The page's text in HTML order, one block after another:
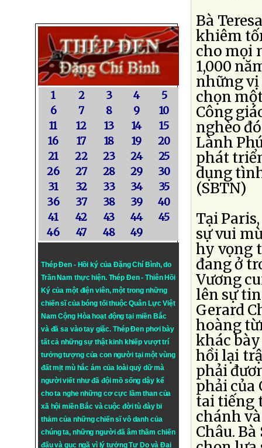
1 2 3 4
5
6
7 8 9
10
11
12 13 14
15
16
17 18 19
20
21
22 23 24
25
26
27 28 29
30
31
32 33 34
35
36
37 38 39
40
41
42 43 44
45
46
47 48 49
Thép Đen - Hồi ký của Đặng Chí Bình, do
Trần Nam thực hiện. Thép Đen- Thiên Hồi
Ký của một điện viên, một trong những
chiến sĩ của bóng tối thuộc Quân Lực Việt
Nam Cộng Hòa hoạt động tại miền Bắc
và đã sa vào tay giặc. Thép Đen phơi bày
tất cả những sự thật kinh khiếp vượt trí
tưởng tượng của con người tại một vùng
đất mịt mù hắc ám của loài quỷ dữ mà
người viết như đã đội mồ sống dậy kể
cho ta nghe những cơ cực lầm than của
xã hội miền Bắc và cuộc đời tù đày bi
thảm của những chiến sĩ vô danh của
chúng ta, những người đã âm thầm chiến
đấu và gục ngã vì lý tưởngTự DovàĐại
Bà
khiêm
cho mọi
1,000
những vị
chọn
Công
nghèo
Lành
phát
dụng
(SBTN)
Tại
sự vui
hy vọng
đang ở
Vương
lên sự
Gerard
hoàng
khác
hồi lại
phải
phải của
tai tiếng
chánh
Châu.